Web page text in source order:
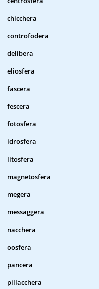
chicchera
controfodera
delibera
eliosfera
fascera
fescera
fotosfera
idrosfera
litosfera
magnetosfera
megera
messaggera
nacchera
oosfera
pancera
pillacchera